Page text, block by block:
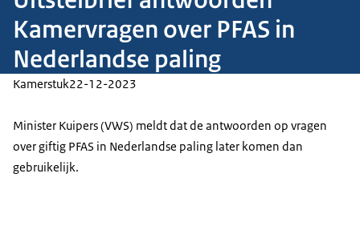
Kamervragen over PFAS in
Nederlandse paling
Kamerstuk22-12-2023
Minister Kuipers (VWS) meldt dat de antwoorden op vragen
over giftig PFAS in Nederlandse paling later komen dan
gebruikelijk.